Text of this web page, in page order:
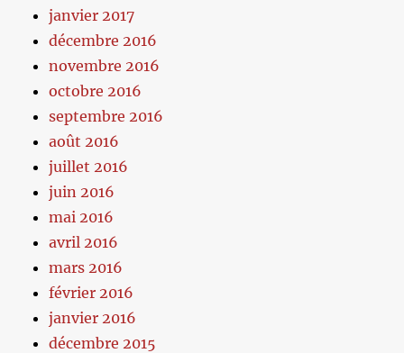
janvier 2017
décembre 2016
novembre 2016
octobre 2016
septembre 2016
août 2016
juillet 2016
juin 2016
mai 2016
avril 2016
mars 2016
février 2016
janvier 2016
décembre 2015